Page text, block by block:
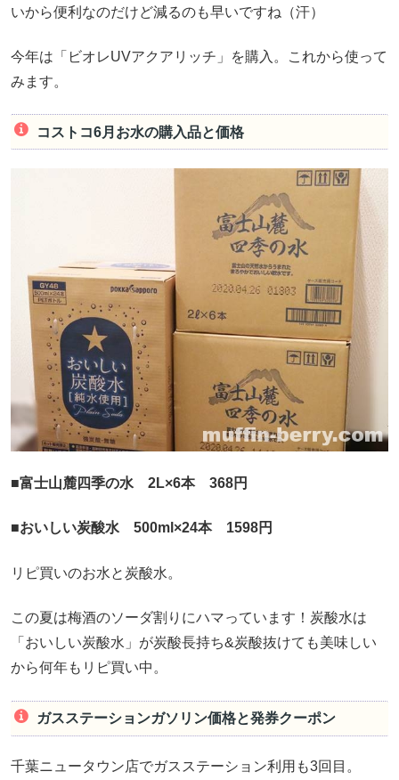
いから便利なのだけど減るのも早いですね（汗）
今年は「ビオレUVアクアリッチ」を購入。これから使って
みます。
コストコ6月お水の購入品と価格
■富士山麓四季の水 2L×6本 368円
■おいしい炭酸水 500ml×24本 1598円
リピ買いのお水と炭酸水。
この夏は梅酒のソーダ割りにハマっています！炭酸水は
「おいしい炭酸水」が炭酸長持ち&炭酸抜けても美味しい
から何年もリピ買い中。
ガスステーションガソリン価格と発券クーポン
千葉ニュータウン店でガスステーション利用も3回目。